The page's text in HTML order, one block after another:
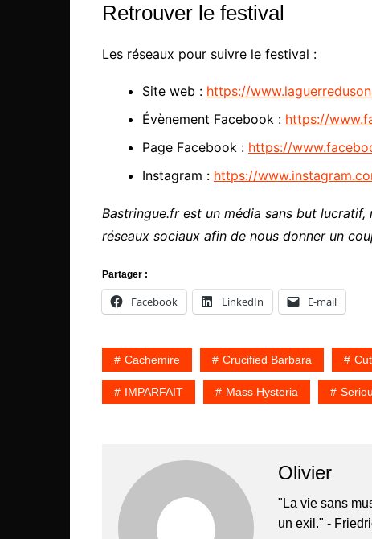
Retrouver le festival
Les réseaux pour suivre le festival :
Site web : https://
Évènement Facebook : https://
Page Facebook : https://
Instagram : https://
Bastringue.fr est un média sans but
réseaux sociaux afin de nous donner un
Partager :
Facebook LinkedIn E-mail
Cachemire Crucified Barbara
IMPARFAIT Mass Hysteria
Olivier
"La vie sans
un exil." -